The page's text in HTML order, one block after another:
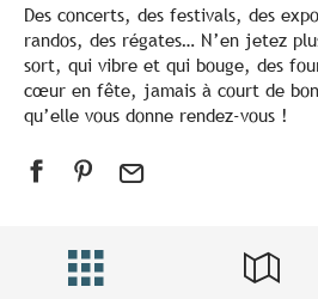
Des concerts, des festivals, des
randos, des régates… N’en jetez
sort, qui vibre et qui bouge, des
cœur en fête, jamais à court de
qu’elle vous donne rendez-vous !